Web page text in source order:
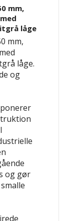
mm,
låge
mm,
låge.
og
og gør